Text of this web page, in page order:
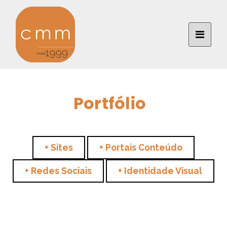
Portfólio
+ Sites + Portais Conteúdo
+ Redes Sociais + Identidade Visual